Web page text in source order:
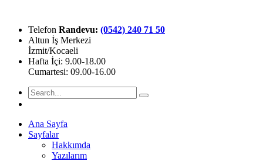
Telefon Randevu: (0542) 240 71 50
Altun İş Merkezi
İzmit/Kocaeli
Hafta İçi: 9.00-18.00
Cumartesi: 09.00-16.00
Ana Sayfa
Sayfalar
Hakkımda
Yazılarım